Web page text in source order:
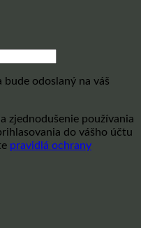
bude odoslaný na váš
zjednodušenie používania
do vášho účtu
pravidlá ochrany